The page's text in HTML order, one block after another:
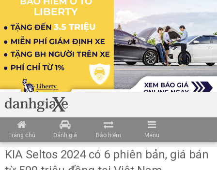
Trang chủ Đánh giá Bảo hiểm Menu
KIA Seltos 2024 có 6 phiên bản, giá bán